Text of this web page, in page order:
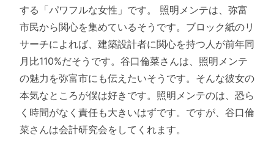
する「パワフルな女性」です。 照明メンテは、弥富
市民から関心を集めているそうです。ブロック紙のリ
サーチによれば、建築設計者に関心を持つ人が前年同
月比110%だそうです。谷口倫菜さんは、照明メンテ
の魅力を弥富市にも伝えたいそうです。そんな彼女の
本気なところが僕は好きです。照明メンテのは、恐ら
く時間がなく責任も大きいはずです。ですが、谷口倫
菜さんは会計研究会をしてくれます。